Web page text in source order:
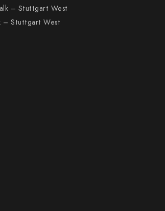
– Stuttgart West
– Stuttgart West